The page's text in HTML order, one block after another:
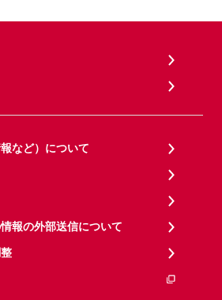
など）について
報の外部送信について